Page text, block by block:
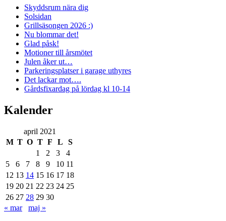
Skyddsrum nära dig
Solsidan
Grillsäsongen 2026 :)
Nu blommar det!
Glad påsk!
Motioner till årsmötet
Julen åker ut…
Parkeringsplatser i garage uthyres
Det lackar mot….
Gårdsfixardag på lördag kl 10-14
Kalender
april 2021
M T O T F L
S
1
2 3
4
5
6 7 8 9 10 11
12 13 14 15 16 17 18
19 20 21 22 23 24 25
26 27 28 29 30
« mar
maj »